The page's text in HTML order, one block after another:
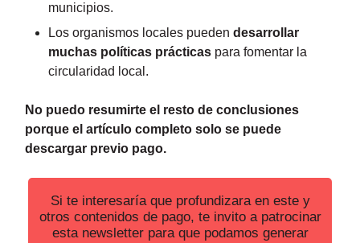
municipios.
Los organismos locales pueden desarrollar
muchas políticas prácticas para fomentar la
circularidad local.
No puedo resumirte el resto de conclusiones
porque el artículo completo solo se puede
descargar previo pago.
Si te interesaría que profundizara en este y
otros contenidos de pago, te invito a patrocinar
esta newsletter para que podamos generar